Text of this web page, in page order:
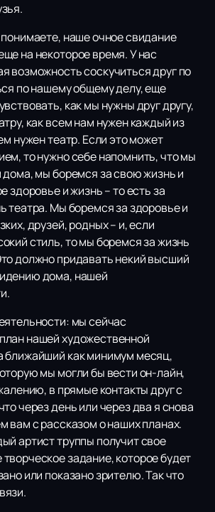
наше очное свидание
на некоторое время. У нас
возможность соскучиться друг по
по нашему общему делу, еще
как мы нужны друг другу,
как всем нам нужен каждый из
нужен театр. Если это может
то нужно себе напомнить, что мы
дома, мы боремся за свою жизнь и
здоровье и жизнь – то есть за
театра. Мы боремся за здоровье и
друзей, родных – и, если
стиль, то мы боремся за жизнь
должно придавать некий высший
дома, нашей
мы сейчас
нашей художественной
ближайший как минимум месяц,
мы могли бы вести он-лайн,
в прямые контакты друг с
через день или через два я снова
вам с рассказом о наших планах.
артист труппы получит свое
задание, которое будет
или показано зрителю. Так что